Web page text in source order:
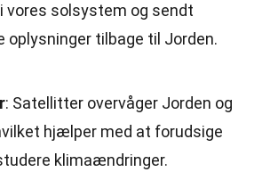
vores solsystem og sendt
tilbage til Jorden.
: Satellitter overvåger Jorden og
hjælper med at forudsige
klimaændringer.